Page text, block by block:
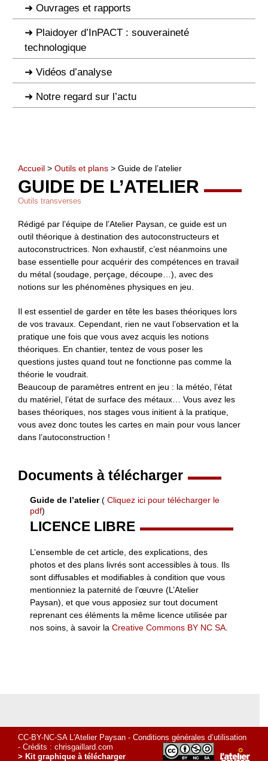
Ouvrages et rapports
Plaidoyer d’InPACT : souveraineté
technologique
Vidéos d’analyse
Notre regard sur l’actu
Accueil > Outils et plans > Guide de l’atelier
GUIDE DE L’ATELIER
Outils transverses
Rédigé par l’équipe de l’Atelier Paysan, ce guide est un
outil théorique à destination des autoconstructeurs et
autoconstructrices. Non exhaustif, c’est néanmoins une
base essentielle pour acquérir des compétences en travail
du métal (soudage, perçage, découpe…), avec des
notions sur les phénomènes physiques en jeu.
Il est essentiel de garder en tête les bases théoriques lors
de vos travaux. Cependant, rien ne vaut l’observation et la
pratique une fois que vous avez acquis les notions
théoriques. En chantier, tentez de vous poser les
questions justes quand tout ne fonctionne pas comme la
théorie le voudrait.
Beaucoup de paramètres entrent en jeu : la météo, l’état
du matériel, l’état de surface des métaux… Vous avez les
bases théoriques, nos stages vous initient à la pratique,
vous avez donc toutes les cartes en main pour vous lancer
dans l’autoconstruction !
Documents à télécharger
Guide de l’atelier( Cliquez ici pour télécharger le
pdf)
LICENCE LIBRE
L’ensemble de cet article, des explications, des
photos et des plans livrés sont accessibles à tous. Ils
sont diffusables et modifiables à condition que vous
mentionniez la paternité de l’œuvre (L’Atelier
Paysan), et que vous apposiez sur tout document
reprenant ces éléments la même licence utilisée par
nos soins, à savoir la Creative Commons BY NC SA
CC-BY-NC-SA L'Atelier Paysan - Conditions générales d’utilisation
- Crédits : chrisgaillard.com
> Kit graphique à télécharger